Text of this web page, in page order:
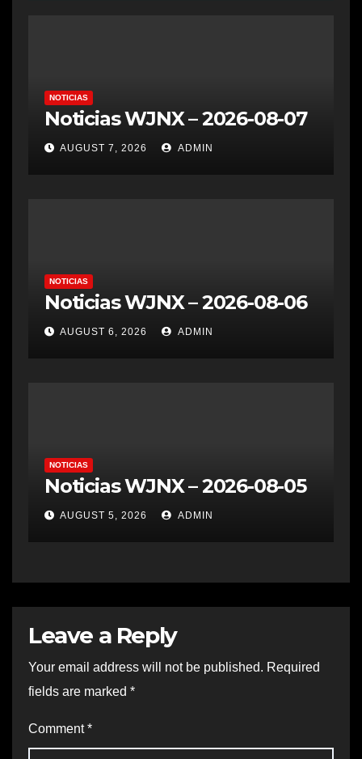
NOTICIAS
Noticias WJNX – 2026-08-07
AUGUST 7, 2026 ADMIN
NOTICIAS
Noticias WJNX – 2026-08-06
AUGUST 6, 2026 ADMIN
NOTICIAS
Noticias WJNX – 2026-08-05
AUGUST 5, 2026 ADMIN
Leave a Reply
Your email address will not be published. Required
fields are marked *
Comment*